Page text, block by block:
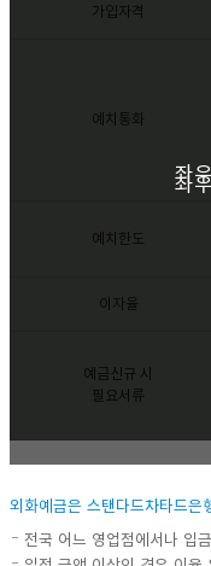
가입자격
예치통화
예치한도
이자율
예금신규 시
필요서류
좌
좌
외화예금은 스탠다드차타드은
전국 어느 영업점에서나 입